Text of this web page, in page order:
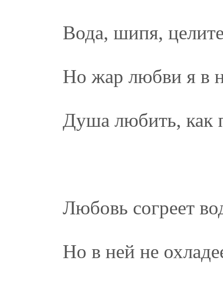
Вода, шипя,
Но жар любви я в
Душа любить, как
Любовь согреет
Но в ней не